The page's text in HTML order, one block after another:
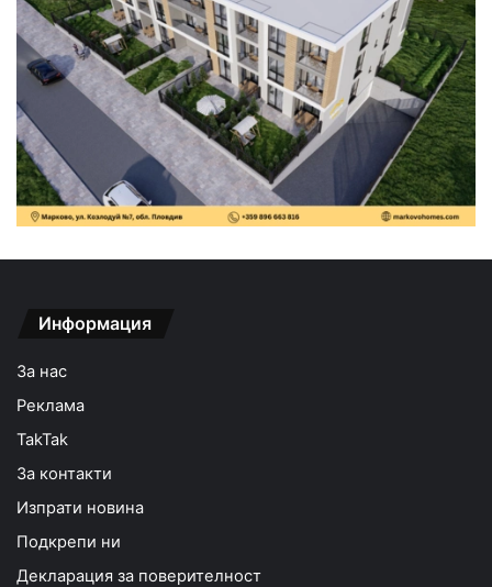
Информация
За нас
Реклама
TakTak
За контакти
Изпрати новина
Подкрепи ни
Декларация за поверителност